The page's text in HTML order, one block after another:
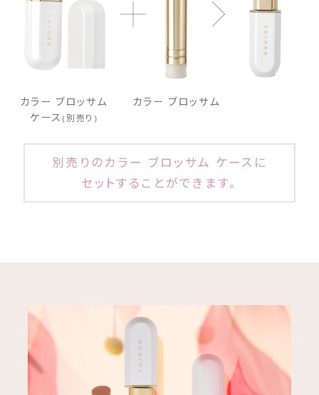
カラー ブロッサム
ケース (別売り)
カラー ブロッサム
別売りのカラー ブロッサム ケースに
セットすることができます。